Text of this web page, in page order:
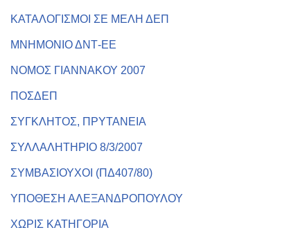
ΚΑΤΑΛΟΓΙΣΜΟΙ ΣΕ ΜΕΛΗ ΔΕΠ
ΜΝΗΜΟΝΙΟ ΔΝΤ-ΕΕ
ΝΟΜΟΣ ΓΙΑΝΝΑΚΟΥ 2007
ΠΟΣΔΕΠ
ΣΥΓΚΛΗΤΟΣ, ΠΡΥΤΑΝΕΙΑ
ΣΥΛΛΑΛΗΤΗΡΙΟ 8/3/2007
ΣΥΜΒΑΣΙΟΥΧΟΙ (ΠΔ407/80)
ΥΠΟΘΕΣΗ ΑΛΕΞΑΝΔΡΟΠΟΥΛΟΥ
ΧΩΡΙΣ ΚΑΤΗΓΟΡΙΑ